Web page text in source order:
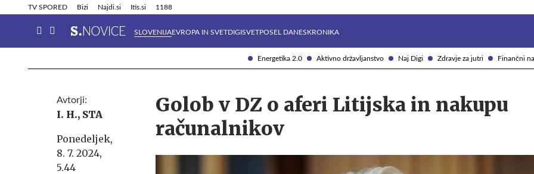
Energetika 2.0 Aktivno državljanstvo Naj Digi Zdravje za jutri Finančni
TV SPORED Bizi Najdi.si Itis.si 1188
SLOVENIJAEVROPA IN SVETDIGISVETPOSEL DANESKRONIKA
Info in obvestila Tehnik
Avtorji:
I. H., STA
Ponedeljek,
8. 7. 2024,
5.44
Golob v DZ o aferi Litijska in nakupu
računalnikov